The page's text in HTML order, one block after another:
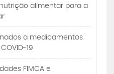
alimentar para a
a medicamentos
19
FIMCA e